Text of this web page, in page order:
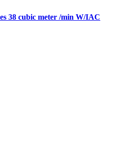
38 cubic meter /min W/IAC